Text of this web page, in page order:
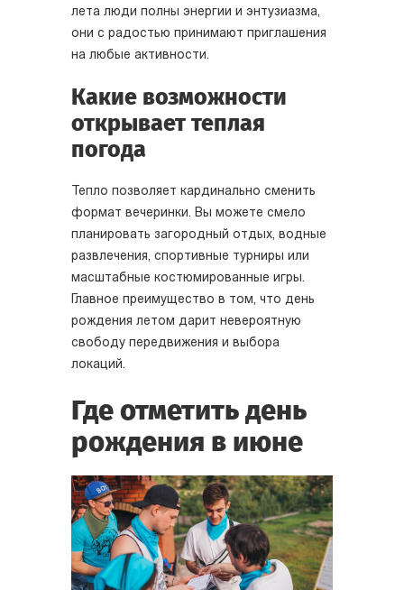
лета люди полны энергии и энтузиазма,
они с радостью принимают приглашения
на любые активности.
Какие возможности
открывает теплая
погода
Тепло позволяет кардинально сменить
формат вечеринки. Вы можете смело
планировать загородный отдых, водные
развлечения, спортивные турниры или
масштабные костюмированные игры.
Главное преимущество в том, что день
рождения летом дарит невероятную
свободу передвижения и выбора
локаций.
Где отметить день
рождения в июне